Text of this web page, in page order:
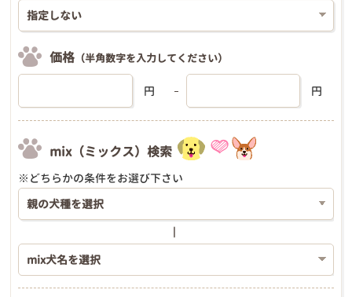
価格 （半角数字を入力してください）
円 円
mix（ミックス）検索
※どちらかの条件をお選び下さい